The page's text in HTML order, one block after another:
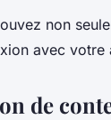
non
avec votre
de